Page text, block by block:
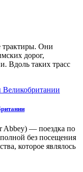
трактиры. Они
дорог,
Вдоль таких трасс
Abbey) — поездка по
без посещения
которое являлось